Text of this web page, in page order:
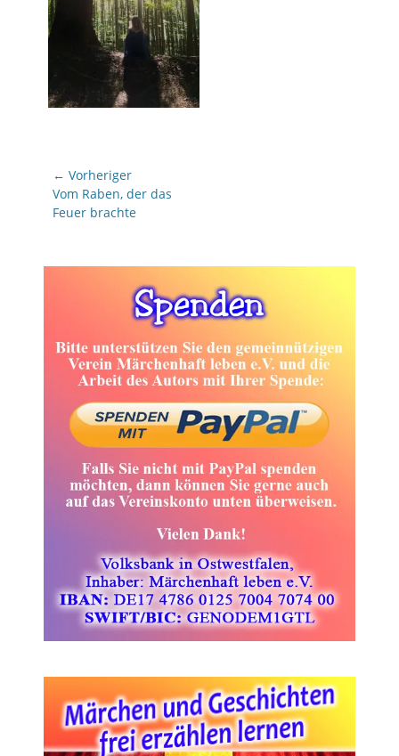
Beitragsnavigation
← Vorheriger
Vorheriger
Beitrag:
Vom Raben, der das
Feuer brachte